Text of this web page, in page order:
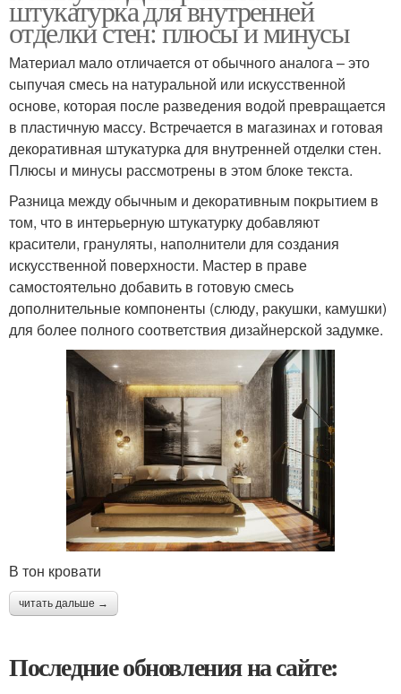
штукатурка для внутренней
отделки стен: плюсы и минусы
Материал мало отличается от обычного аналога – это
сыпучая смесь на натуральной или искусственной
основе, которая после разведения водой превращается
в пластичную массу. Встречается в магазинах и готовая
декоративная штукатурка для внутренней отделки стен.
Плюсы и минусы рассмотрены в этом блоке текста.
Разница между обычным и декоративным покрытием в
том, что в интерьерную штукатурку добавляют
красители, грануляты, наполнители для создания
искусственной поверхности. Мастер в праве
самостоятельно добавить в готовую смесь
дополнительные компоненты (слюду, ракушки, камушки)
для более полного соответствия дизайнерской задумке.
В тон кровати
читать дальше →
Последние обновления на сайте: